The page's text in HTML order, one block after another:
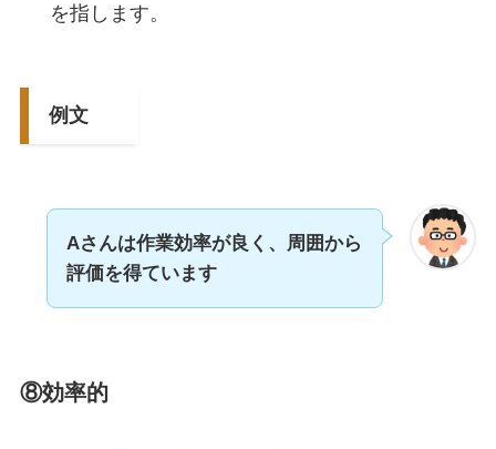
を指します。
例文
Aさんは作業効率が良く、 周囲から
評価を得ています
⑧効率的